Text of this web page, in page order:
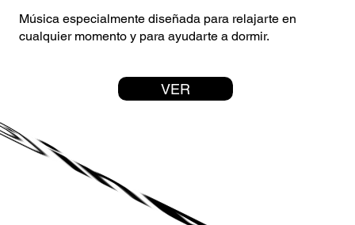
Música especialmente diseñada para relajarte en
cualquier momento y para ayudarte a dormir.
VER